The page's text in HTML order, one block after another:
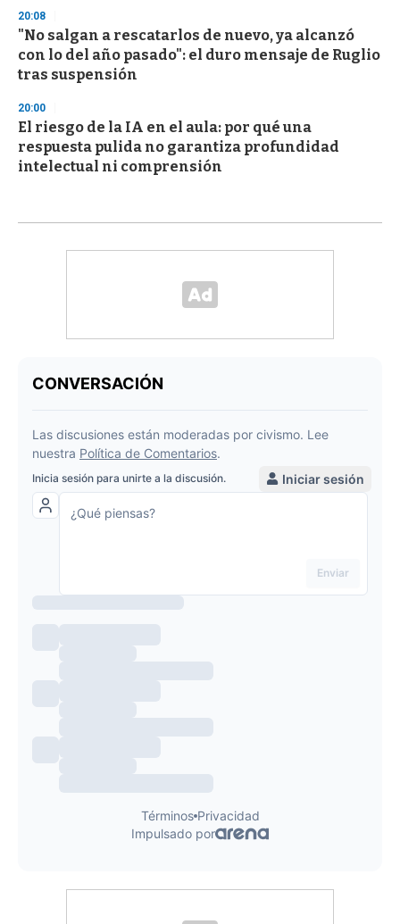
20:08
"No salgan a rescatarlos de nuevo, ya alcanzó
con lo del año pasado": el duro mensaje de Ruglio
tras suspensión
20:00
El riesgo de la IA en el aula: por qué una
respuesta pulida no garantiza profundidad
intelectual ni comprensión